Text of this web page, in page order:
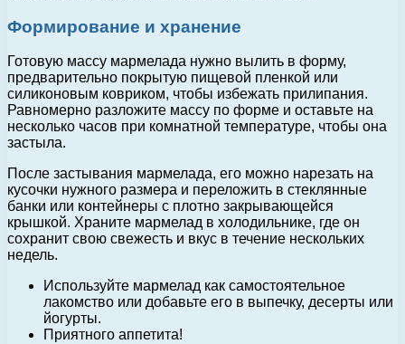
Формирование и хранение
Готовую массу мармелада нужно вылить в форму,
предварительно покрытую пищевой пленкой или
силиконовым ковриком, чтобы избежать прилипания.
Равномерно разложите массу по форме и оставьте на
несколько часов при комнатной температуре, чтобы она
застыла.
После застывания мармелада, его можно нарезать на
кусочки нужного размера и переложить в стеклянные
банки или контейнеры с плотно закрывающейся
крышкой. Храните мармелад в холодильнике, где он
сохранит свою свежесть и вкус в течение нескольких
недель.
Используйте мармелад как самостоятельное
лакомство или добавьте его в выпечку, десерты или
йогурты.
Приятного аппетита!